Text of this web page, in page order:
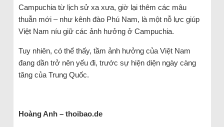
Campuchia từ lịch sử xa xưa, giờ lại thêm các mâu
thuẫn mới – như kênh đào Phú Nam, là một nỗ lực giúp
Việt Nam níu giữ các ảnh hưởng ở Campuchia.
Tuy nhiên, có thể thấy, tầm ảnh hưởng của Việt Nam
đang dần trở nên yếu đi, trước sự hiện diện ngày càng
tăng của Trung Quốc.
Hoàng Anh – thoibao.de